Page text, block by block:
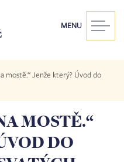
MENU
mostě.“ Jenže který? Úvod do
MOSTĚ.“
DO